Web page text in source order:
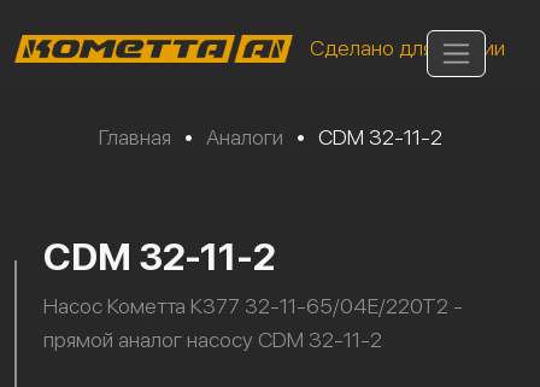
Сделано для России
Главная • Аналоги • CDM 32-11-2
CDM 32-11-2
Насос Кометта К377 32-11-65/04Е/220Т2 -
прямой аналог насосу CDM 32-11-2